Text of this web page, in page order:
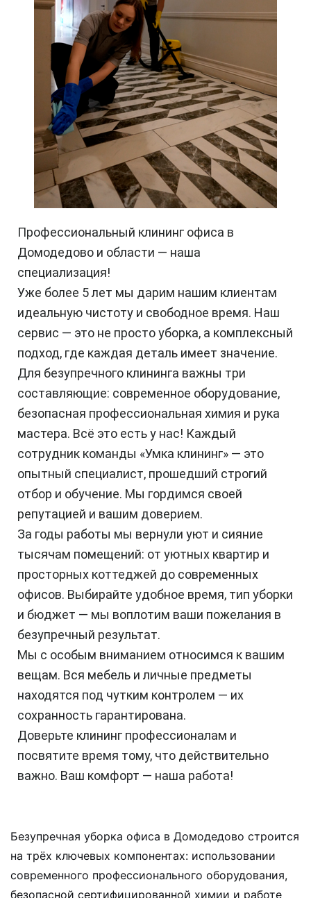
Профессиональный клининг офиса в
Домодедово и области — наша
специализация!
Уже более 5 лет мы дарим нашим клиентам
идеальную чистоту и свободное время. Наш
сервис — это не просто уборка, а комплексный
подход, где каждая деталь имеет значение.
Для безупречного клининга важны три
составляющие: современное оборудование,
безопасная профессиональная химия и рука
мастера. Всё это есть у нас! Каждый
сотрудник команды «Умка клининг» — это
опытный специалист, прошедший строгий
отбор и обучение. Мы гордимся своей
репутацией и вашим доверием.
За годы работы мы вернули уют и сияние
тысячам помещений: от уютных квартир и
просторных коттеджей до современных
офисов. Выбирайте удобное время, тип уборки
и бюджет — мы воплотим ваши пожелания в
безупречный результат.
Мы с особым вниманием относимся к вашим
вещам. Вся мебель и личные предметы
находятся под чутким контролем — их
сохранность гарантирована.
Доверьте клининг профессионалам и
посвятите время тому, что действительно
важно. Ваш комфорт — наша работа!
Безупречная уборка офиса в Домодедово строится
на трёх ключевых компонентах: использовании
современного профессионального оборудования,
безопасной сертифицированной химии и работе